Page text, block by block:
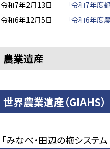
令和7年2月13日
「令和7年度
令和6年12月5日
「令和6年度
農業遺産
世界農業遺産（GIAHS）
「みなべ・田辺の梅システ